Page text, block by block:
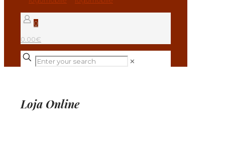
0
0.00€
✕
Loja Online